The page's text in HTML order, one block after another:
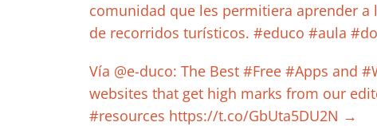
comunidad que les permitiera aprender
de recorridos turísticos. #educo #aula
Vía @e-duco: The Best #Free #Apps and
websites that get high marks from our
#resources https://t.co/GbUta5DU2N →